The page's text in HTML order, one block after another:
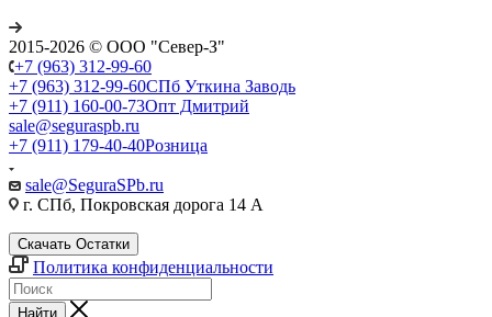
2015-2026 © ООО "Север-З"
+7 (963) 312-99-60
+7 (963) 312-99-60СПб Уткина Заводь
+7 (911) 160-00-73Опт Дмитрий
sale@seguraspb.ru
+7 (911) 179-40-40Розница
sale@SeguraSPb.ru
г. СПб, Покровская дорога 14 А
Скачать Остатки
Политика конфиденциальности
Найти